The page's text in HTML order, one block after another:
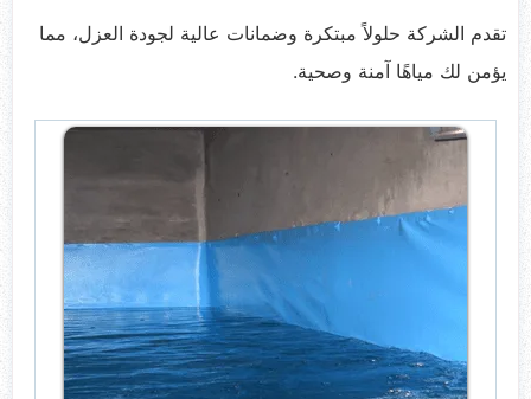
تقدم الشركة حلولاً مبتكرة وضمانات عالية لجودة العزل، مما
يؤمن لك مياهًا آمنة وصحية.